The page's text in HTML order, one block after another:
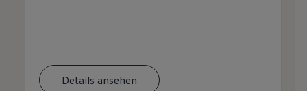
Details ansehen